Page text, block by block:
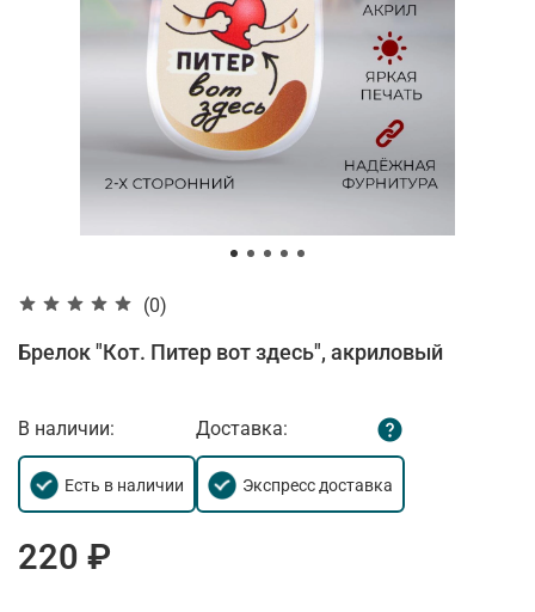
(0)
Брелок "Кот. Питер вот здесь", акриловый
В наличии:
Есть в наличии
Доставка:
Экспресс доставка
220 ₽